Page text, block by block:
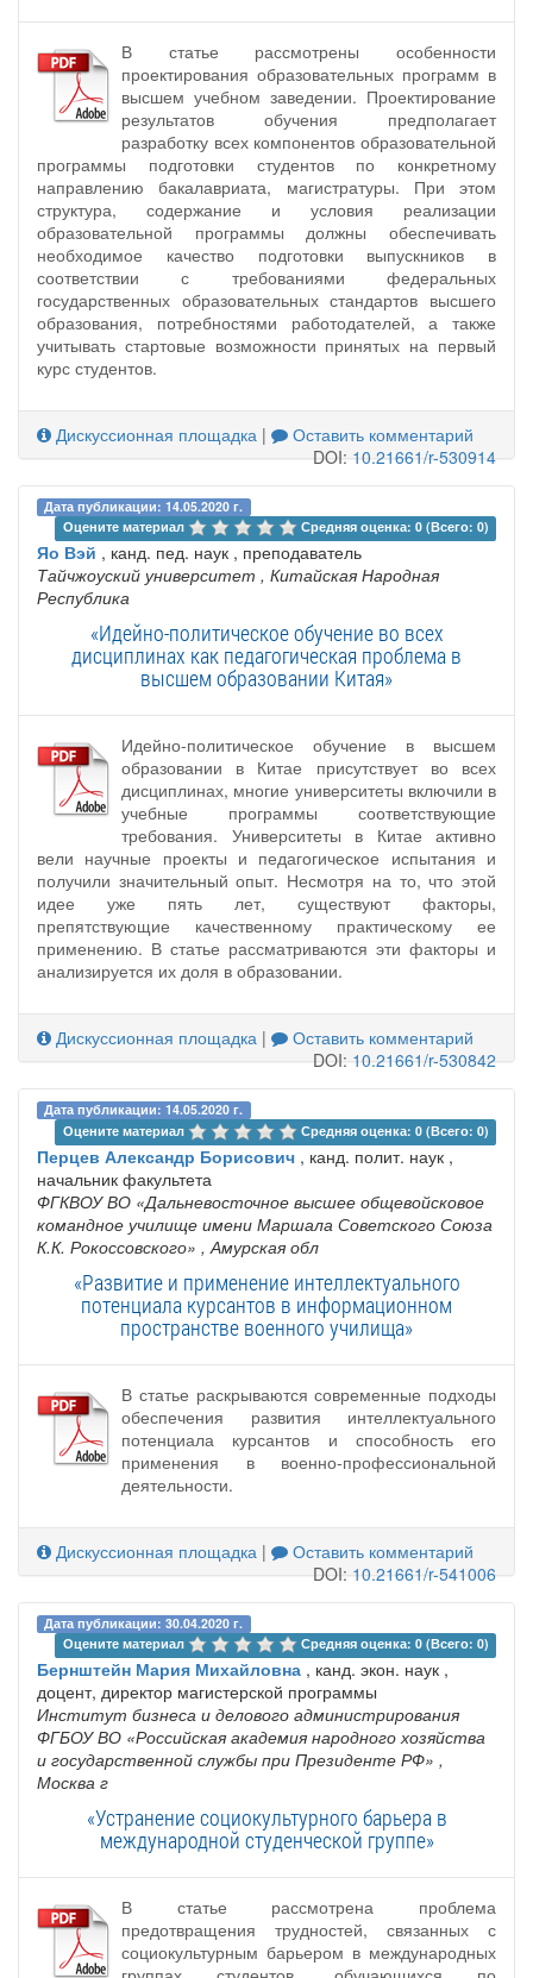
В статье рассмотрены особенности
проектирования образовательных программ в
высшем учебном заведении. Проектирование
результатов обучения предполагает
разработку всех компонентов образовательной
программы подготовки студентов по конкретному
направлению бакалавриата, магистратуры. При этом
структура, содержание и условия реализации
образовательной программы должны обеспечивать
необходимое качество подготовки выпускников в
соответствии с требованиями федеральных
государственных образовательных стандартов высшего
образования, потребностями работодателей, а также
учитывать стартовые возможности принятых на первый
курс студентов.
Дискуссионная площадка |
Оставить комментарий
DOI:10.21661/r-530914
Дата публикации: 14.05.2020 г.
Оцените материал
Средняя оценка: 0 (Всего: 0)
Яо Вэй , канд. пед. наук , преподаватель
Тайчжоуский университет , Китайская Народная
Республика
«Идейно-политическое обучение во всех
дисциплинах как педагогическая проблема в
высшем образовании Китая»
Идейно-политическое обучение в высшем
образовании в Китае присутствует во всех
дисциплинах, многие университеты включили в
учебные программы соответствующие
требования. Университеты в Китае активно
вели научные проекты и педагогическое испытания и
получили значительный опыт. Несмотря на то, что этой
идее уже пять лет, существуют факторы,
препятствующие качественному практическому ее
применению. В статье рассматриваются эти факторы и
анализируется их доля в образовании.
Дискуссионная площадка |
Оставить комментарий
DOI:10.21661/r-530842
Дата публикации: 14.05.2020 г.
Оцените материал
Средняя оценка: 0 (Всего: 0)
Перцев Александр Борисович , канд. полит. наук ,
начальник факультета
ФГКВОУ ВО «Дальневосточное высшее общевойсковое
командное училище имени Маршала Советского Союза
К.К. Рокоссовского» , Амурская обл
«Развитие и применение интеллектуального
потенциала курсантов в информационном
пространстве военного училища»
В статье раскрываются современные подходы
обеспечения развития интеллектуального
потенциала курсантов и способность его
применения в военно-профессиональной
деятельности.
Дискуссионная площадка |
Оставить комментарий
DOI:10.21661/r-541006
Дата публикации: 30.04.2020 г.
Оцените материал
Средняя оценка: 0 (Всего: 0)
Бернштейн Мария Михайловна , канд. экон. наук ,
доцент, директор магистерской программы
Институт бизнеса и делового администрирования
ФГБОУ ВО «Российская академия народного хозяйства
и государственной службы при Президенте РФ» ,
Москва г
«Устранение социокультурного барьера в
международной студенческой группе»
В статье рассмотрена проблема
предотвращения трудностей, связанных с
социокультурным барьером в международных